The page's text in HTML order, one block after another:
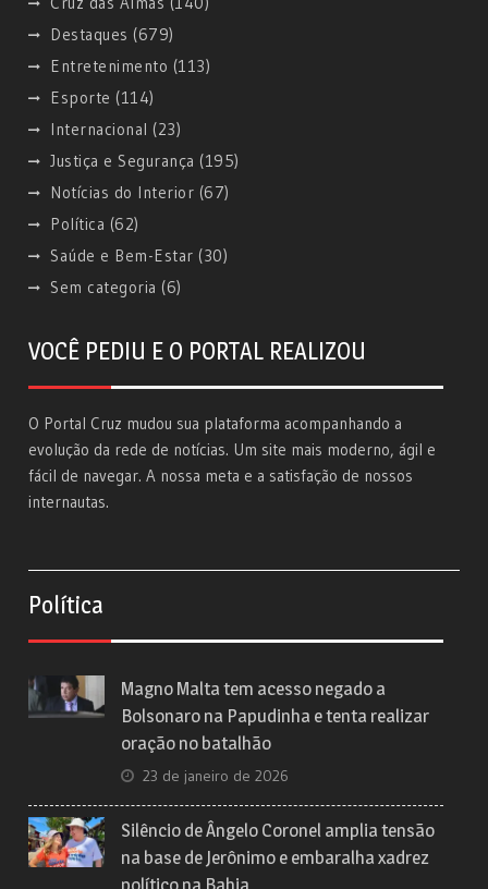
Destaques (679)
Entretenimento (113)
Esporte (114)
Internacional (23)
Justiça e Segurança (195)
Notícias do Interior (67)
Política (62)
Saúde e Bem-Estar (30)
Sem categoria (6)
VOCÊ PEDIU E O PORTAL REALIZOU
O Portal Cruz mudou sua plataforma acompanhando a
evolução da rede de notícias. Um site mais moderno, ágil e
fácil de navegar. A nossa meta e a satisfação de nossos
internautas.
Política
Magno Malta tem acesso negado a
Bolsonaro na Papudinha e tenta realizar
oração no batalhão
23 de janeiro de 2026
Silêncio de Ângelo Coronel amplia tensão
na base de Jerônimo e embaralha xadrez
político na Bahia